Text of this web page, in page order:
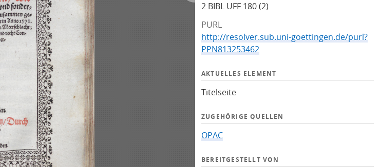
2 BIBL UFF 180 (2)
PURL
http://resolver.sub.uni-goettingen.de/purl?
PPN813253462
AKTUELLES ELEMENT
Titelseite
ZUGEHÖRIGE QUELLEN
OPAC
BEREITGESTELLT VON